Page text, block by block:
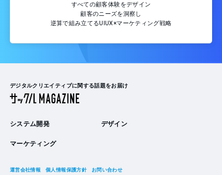
すべての顧客体験をデザイン
顧客のニーズを洞察し
逆算で組み立てるUIUX×マーケティング戦略
デジタルクリエイティブに関する話題をお届け
システム開発 デザイン
マーケティング
運営会社情報 個人情報保護方針 お問い合わせ